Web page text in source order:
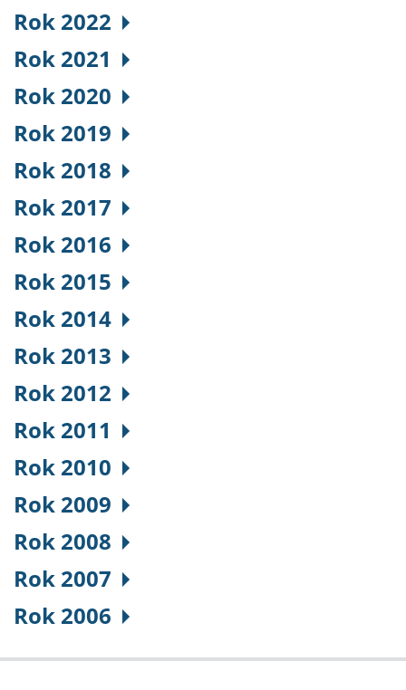
Rok 2022
Rok 2021
Rok 2020
Rok 2019
Rok 2018
Rok 2017
Rok 2016
Rok 2015
Rok 2014
Rok 2013
Rok 2012
Rok 2011
Rok 2010
Rok 2009
Rok 2008
Rok 2007
Rok 2006